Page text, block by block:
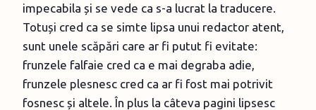
impecabila și se vede ca s-a lucrat la traducere.
Totuși cred ca se simte lipsa unui redactor atent,
sunt unele scăpări care ar fi putut fi evitate:
frunzele falfaie cred ca e mai degraba adie,
frunzele plesnesc cred ca ar fi fost mai potrivit
fosnesc și altele. În plus la câteva pagini lipsesc